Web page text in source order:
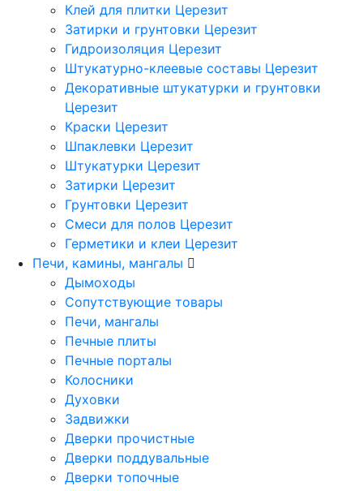
Клей для плитки Церезит
Затирки и грунтовки Церезит
Гидроизоляция Церезит
Штукатурно-клеевые составы Церезит
Декоративные штукатурки и грунтовки
Церезит
Краски Церезит
Шпаклевки Церезит
Штукатурки Церезит
Затирки Церезит
Грунтовки Церезит
Смеси для полов Церезит
Герметики и клеи Церезит
Печи, камины, мангалы
Дымоходы
Сопутствующие товары
Печи, мангалы
Печные плиты
Печные порталы
Колосники
Духовки
Задвижки
Дверки прочистные
Дверки поддувальные
Дверки топочные